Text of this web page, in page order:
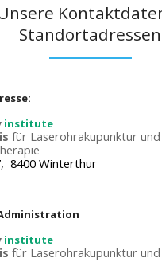
Standortadressen
institute
für Laserohrakupunktur und
8400 Winterthur
institute
für Laserohrakupunktur und